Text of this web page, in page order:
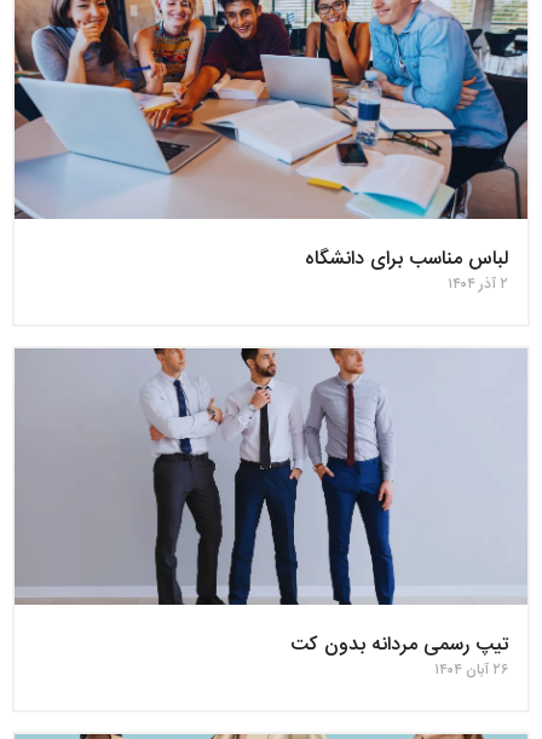
لباس مناسب برای دانشگاه
۲ آذر ۱۴۰۴
تیپ رسمی مردانه بدون کت
۲۶ آبان ۱۴۰۴